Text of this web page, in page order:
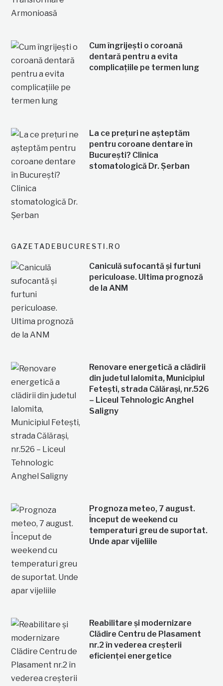
Cum îngrijești o coroană
dentară pentru a evita
complicațiile pe termen lung
La ce prețuri ne așteptăm
pentru coroane dentare în
București? Clinica
stomatologică Dr. Șerban
GAZETADEBUCURESTI.RO
Caniculă sufocantă și furtuni
periculoase. Ultima prognoză
de la ANM
Renovare energetică a clădirii
din judetul Ialomita, Municipiul
Fetești, strada Călărași, nr.526
– Liceul Tehnologic Anghel
Saligny
Prognoza meteo, 7 august.
Început de weekend cu
temperaturi greu de suportat.
Unde apar vijeliile
Reabilitare și modernizare
Clădire Centru de Plasament
nr.2 în vederea creșterii
eficienței energetice